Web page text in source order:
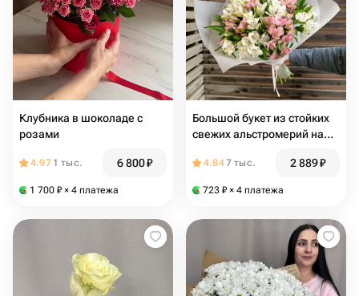
Клубника в шоколаде с
розами
4.97 1 тыс. 6 800₽
1 700 ₽ × 4 платежа
Большой букет из стойких
свежих альстромерий на
4.847 тыс. 2 889₽
723 ₽ × 4 платежа